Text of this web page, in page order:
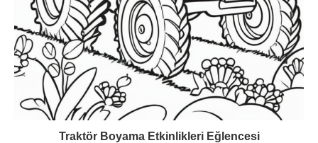
Traktör Boyama Etkinlikleri Eğlencesi